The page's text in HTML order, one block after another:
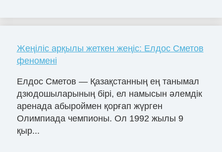
Жеңіліс арқылы жеткен жеңіс: Елдос Сметов
феномені
Елдос Сметов — Қазақстанның ең танымал
дзюдошыларының бірі, ел намысын әлемдік
аренада абыроймен қорғап жүрген
Олимпиада чемпионы. Ол 1992 жылы 9
қыр...